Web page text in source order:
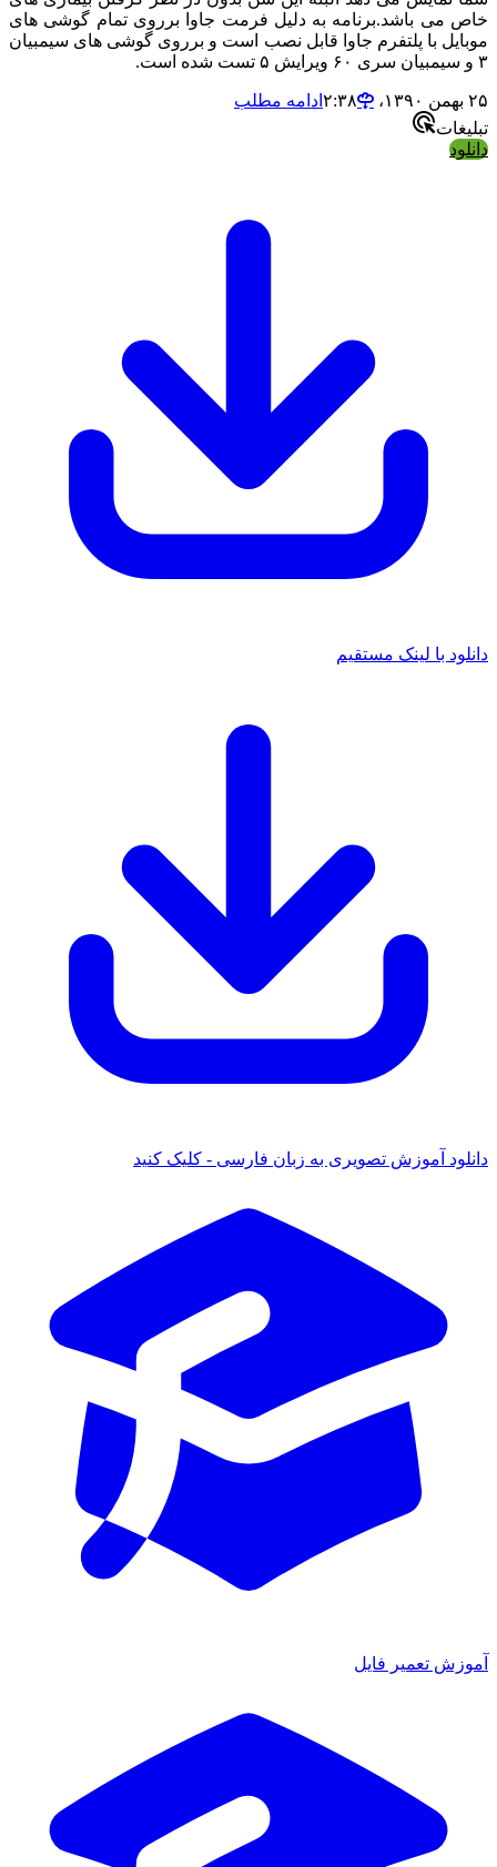
خاص می باشد.برنامه به دلیل فرمت جاوا برروی تمام گوشی های
موبایل با پلتفرم جاوا قابل نصب است و برروی گوشی های سیمبیان
۳ و سیمبیان سری ۶۰ ویرایش ۵ تست شده است.
۲۵ بهمن ۱۳۹۰،‏ ۲:۳۸
ادامه مطلب
تبلیغات
دانلود
دانلود با لینک مستقیم
دانلود آموزش تصویری به زبان فارسی - کلیک کنید
آموزش تعمیر فایل